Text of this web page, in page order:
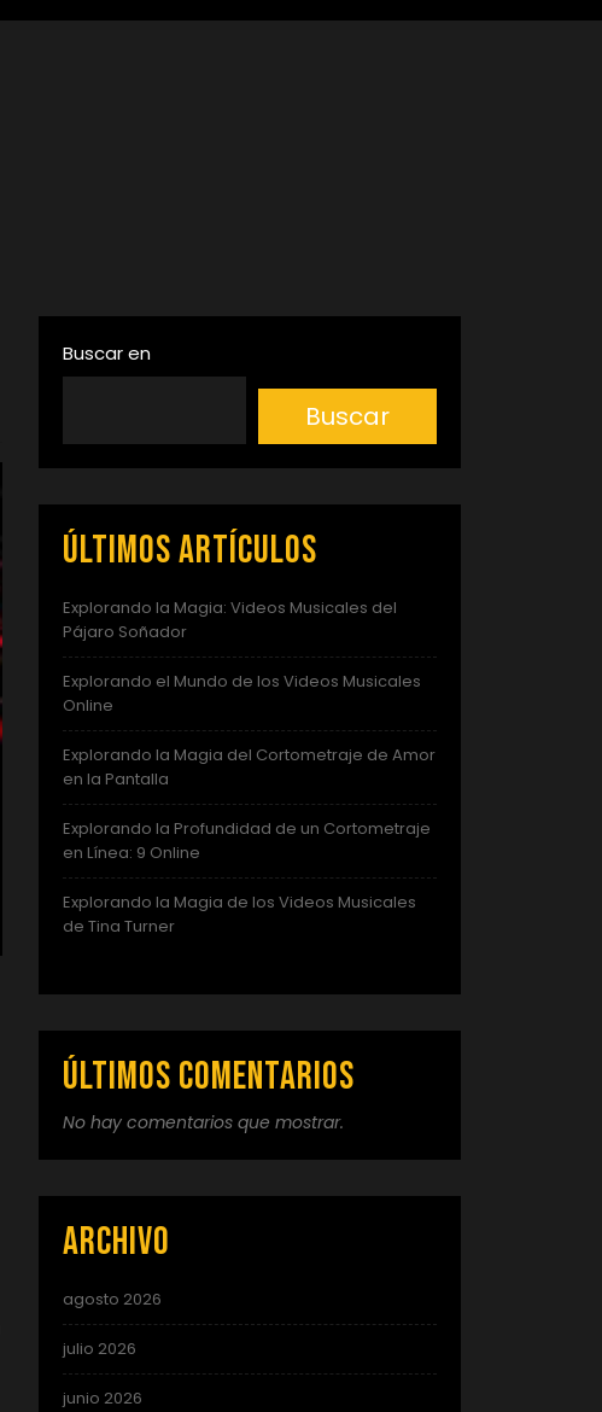
Buscar en
Buscar
Últimos artículos
Explorando la Magia: Videos Musicales del
Pájaro Soñador
Explorando el Mundo de los Videos Musicales
Online
Explorando la Magia del Cortometraje de Amor
en la Pantalla
Explorando la Profundidad de un Cortometraje
en Línea: 9 Online
Explorando la Magia de los Videos Musicales
de Tina Turner
Últimos comentarios
No hay comentarios que mostrar.
Archivo
agosto 2026
julio 2026
junio 2026